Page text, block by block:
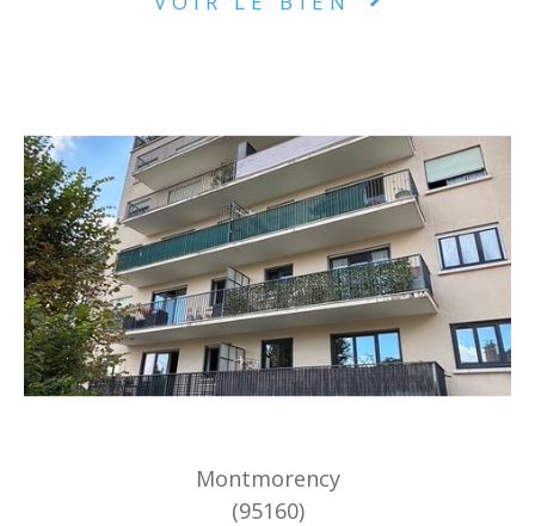
Montmorency
(95160)